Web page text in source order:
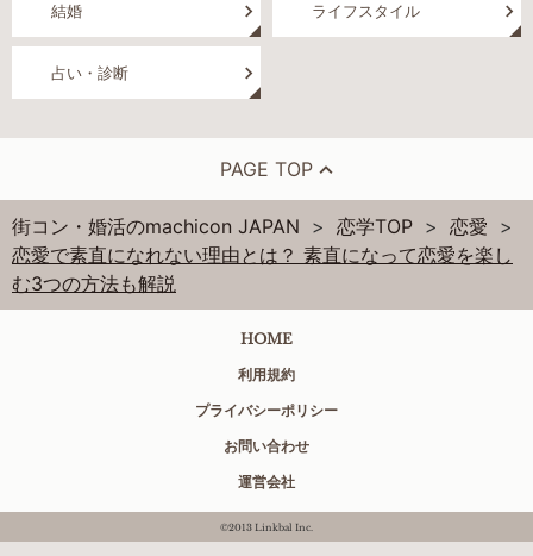
結婚 ライフスタイル
占い・診断
PAGE TOP
街コン・婚活のmachicon JAPAN 恋学TOP
恋愛
恋愛で素直になれない理由とは？ 素直になって恋愛を楽し
む3つの方法も解説
HOME
利用規約
プライバシーポリシー
お問い合わせ
運営会社
©2013 Linkbal Inc.